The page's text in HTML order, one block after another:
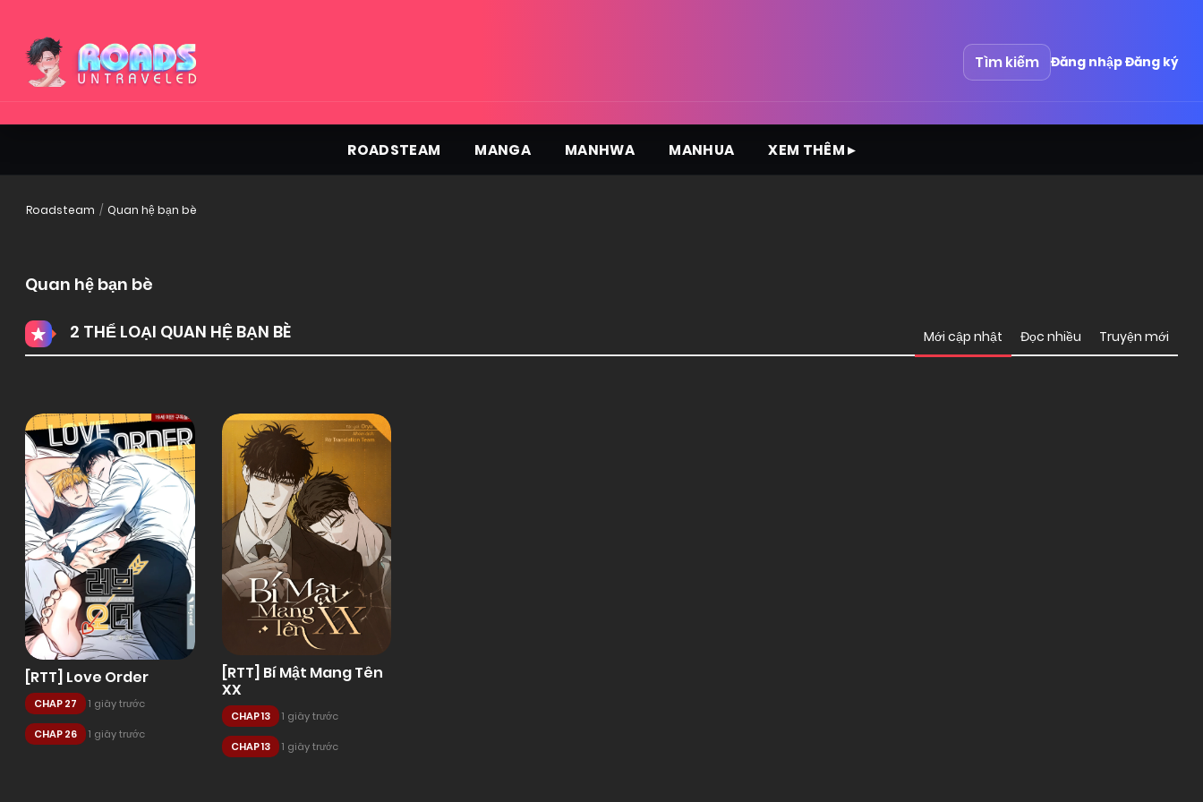
Tìm kiếm Đăng nhậpĐăng ký
ROADSTEAM MANGA MANHWA MANHUA XEM THÊM ▸
Roadsteam Quan hệ bạn bè
Quan hệ bạn bè
2 THỂ LOẠI QUAN HỆ BẠN BÈ Mới cập nhật Đọc nhiều Truyện mới
[RTT] Love Order
CHAP 27 1 giây trước
CHAP 26 1 giây trước
[RTT] Bí Mật Mang Tên
XX
CHAP 13 1 giây trước
CHAP 13 1 giây trước